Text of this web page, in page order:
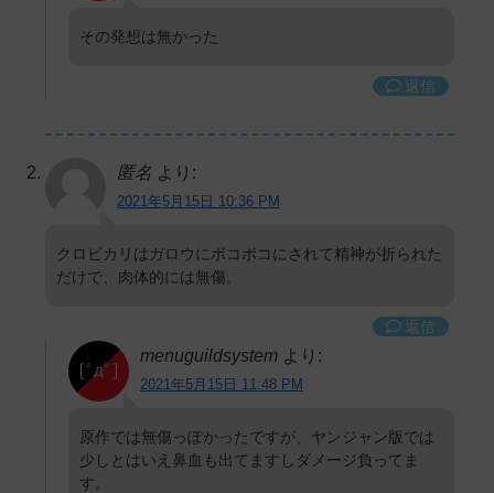
その発想は無かった
返信
匿名 より:
2021年5月15日 10:36 PM
クロビカリはガロウにボコボコにされて精神が折られた
だけで、肉体的には無傷。
返信
menuguildsystem より:
2021年5月15日 11:48 PM
原作では無傷っぽかったですが、ヤンジャン版では
少しとはいえ鼻血も出てますしダメージ負ってま
す。